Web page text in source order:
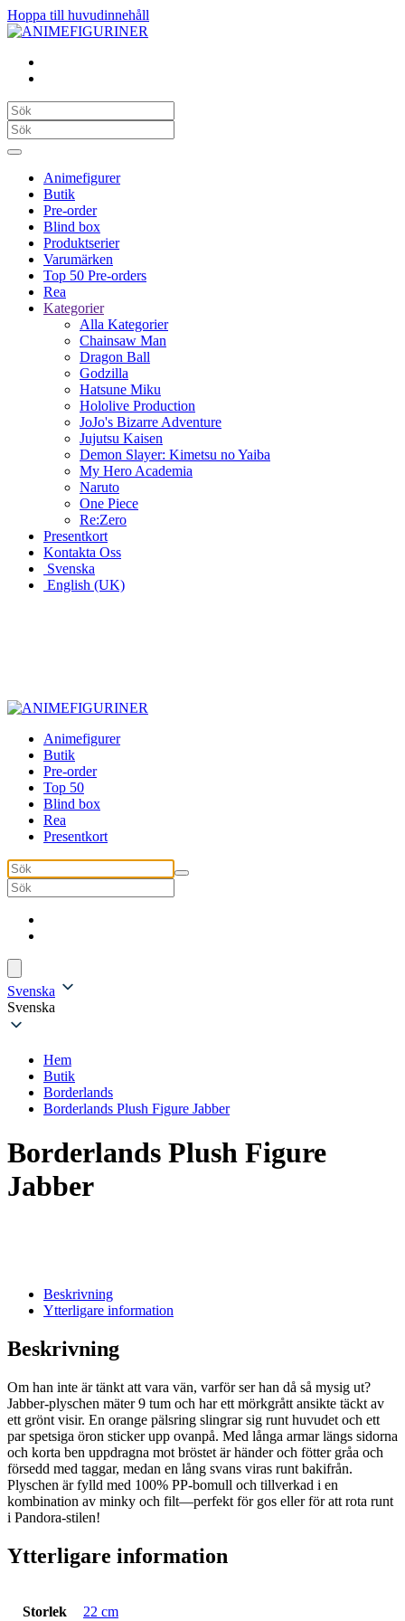
Hoppa till huvudinnehåll
Animefigurer
Butik
Pre-order
Blind box
Produktserier
Varumärken
Top 50 Pre-orders
Rea
Kategorier
Alla Kategorier
Chainsaw Man
Dragon Ball
Godzilla
Hatsune Miku
Hololive Production
JoJo's Bizarre Adventure
Jujutsu Kaisen
Demon Slayer: Kimetsu no Yaiba
My Hero Academia
Naruto
One Piece
Re:Zero
Presentkort
Kontakta Oss
Svenska
English (UK)
Animefigurer
Butik
Pre-order
Top 50
Blind box
Rea
Presentkort
Svenska
Svenska
Hem
Butik
Borderlands
Borderlands Plush Figure Jabber
Borderlands Plush Figure
Jabber
Beskrivning
Ytterligare information
Beskrivning
Om han inte är tänkt att vara vän, varför ser han då så mysig ut?
Jabber-plyschen mäter 9 tum och har ett mörkgrått ansikte täckt av
ett grönt visir. En orange pälsring slingrar sig runt huvudet och ett
par spetsiga öron sticker upp ovanpå. Med långa armar längs sidorna
och korta ben uppdragna mot bröstet är händer och fötter gråa och
försedd med taggar, medan en lång svans viras runt bakifrån.
Plyschen är fylld med 100% PP-bomull och tillverkad i en
kombination av minky och filt—perfekt för gos eller för att rota runt
i Pandora-stilen!
Ytterligare information
Storlek 22 cm